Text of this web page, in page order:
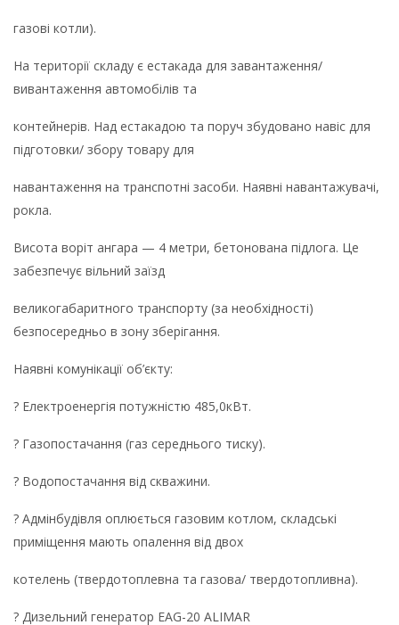
газові котли).
На території складу є естакада для завантаження/
вивантаження автомобілів та
контейнерів. Над естакадою та поруч збудовано навіс для
підготовки/ збору товару для
навантаження на транспотні засоби. Наявні навантажувачі,
рокла.
Висота воріт ангара — 4 метри, бетонована підлога. Це
забезпечує вільний заїзд
великогабаритного транспорту (за необхідності)
безпосередньо в зону зберігання.
Наявні комунікації об’єкту:
? Електроенергія потужністю 485,0кВт.
? Газопостачання (газ середнього тиску).
? Водопостачання від скважини.
? Адмінбудівля оплюється газовим котлом, складські
приміщення мають опалення від двох
котелень (твердотоплевна та газова/ твердотопливна).
? Дизельний генератор EAG-20 ALIMAR